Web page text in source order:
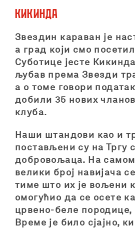
Кикинда
Звездин караван је
а град који смо
Суботице јесте Кикинда,
љубав према Звезди
а о томе говори
добили 35 нових
клуба.
Наши штандови као и
постављени су на Тргу
добровољаца. На самом
велики број навијача
тиме што их је вољени
омогућио да се осете
црвено-беле породице,
Време је било сјајно,